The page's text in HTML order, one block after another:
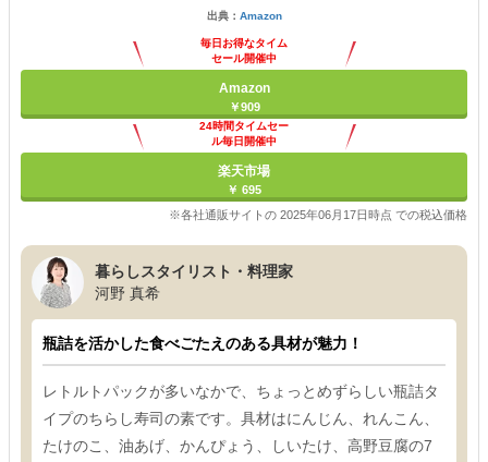
出典： Amazon
毎日お得なタイム
セール開催中
Amazon
￥909
24時間タイムセー
ル毎日開催中
楽天市場
￥ 695
※各社通販サイトの 2025年06月17日時点 での税込価格
暮らしスタイリスト・料理家
河野 真希
瓶詰を活かした食べごたえのある具材が魅力！
レトルトパックが多いなかで、ちょっとめずらしい瓶詰タ
イプのちらし寿司の素です。具材はにんじん、れんこん、
たけのこ、油あげ、かんぴょう、しいたけ、高野豆腐の7